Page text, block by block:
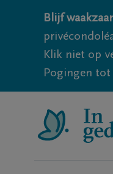
Blijf
Klik niet op
Pogingen